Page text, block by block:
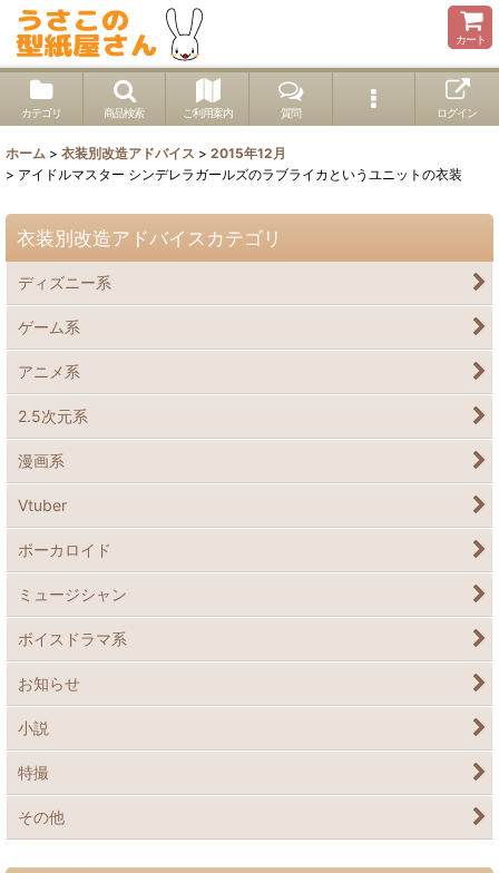
カート
カテゴリ 商品検索 ご利用案内 質問 ログイン
ホーム > 衣装別改造アドバイス > 2015年12月
> アイドルマスター シンデレラガールズのラブライカというユニットの衣装
衣装別改造アドバイスカテゴリ
ディズニー系
ゲーム系
アニメ系
2.5次元系
漫画系
Vtuber
ボーカロイド
ミュージシャン
ボイスドラマ系
お知らせ
小説
特撮
その他